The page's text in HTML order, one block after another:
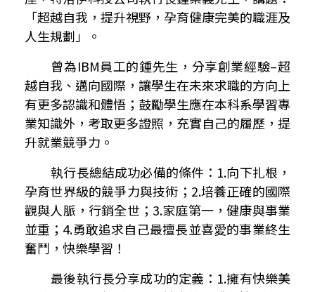
「超越自我，提升視野，孕育健康完美的職涯及
人生規劃」。
曾為IBM員工的鍾先生，分享創業經驗–超
越自我、邁向國際，讓學生在未來求職的方向上
有更多認識和體悟；鼓勵學生應在本科系學習專
業知識外，考取更多證照，充實自己的履歷，提
升就業競爭力。
執行長總結成功必備的條件： 1.向下扎根，
孕育世界級的競爭力與技術； 2.培養正確的國際
觀與人脈，行銷全世； 3.家庭第一，健康與事業
並重； 4.勇敢追求自己最擅長並喜愛的事業終生
奮鬥，快樂學習 ！
最後執行長分享成功的定義： 1.擁有快樂美